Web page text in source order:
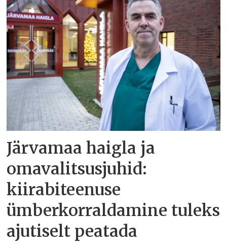
Järvamaa haigla ja
omavalitsusjuhid:
kiirabiteenuse
ümberkorraldamine tuleks
ajutiselt peatada